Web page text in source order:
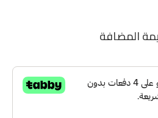
المضافة